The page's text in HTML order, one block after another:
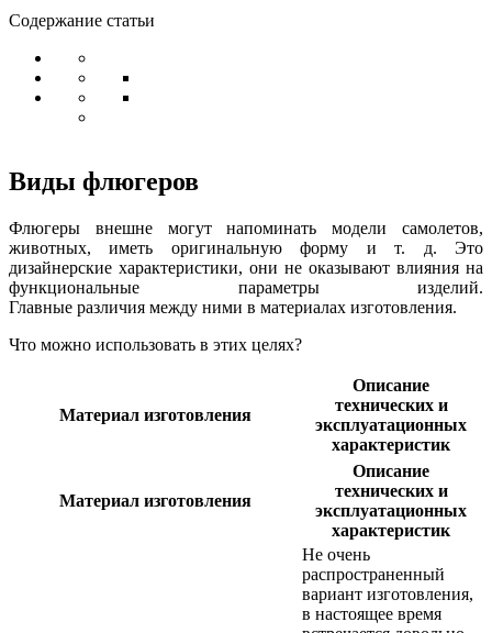
Содержание статьи
Виды флюгеров
Флюгеры внешне могут напоминать модели самолетов,
животных, иметь оригинальную форму и т. д. Это
дизайнерские характеристики, они не оказывают влияния на
функциональные параметры изделий.
Главные различия между ними в материалах изготовления.
Что можно использовать в этих целях?
Материал изготовления
Описание
технических и
эксплуатационных
характеристик
Материал изготовления
Описание
технических и
эксплуатационных
характеристик
Не очень
распространенный
вариант изготовления,
в настоящее время